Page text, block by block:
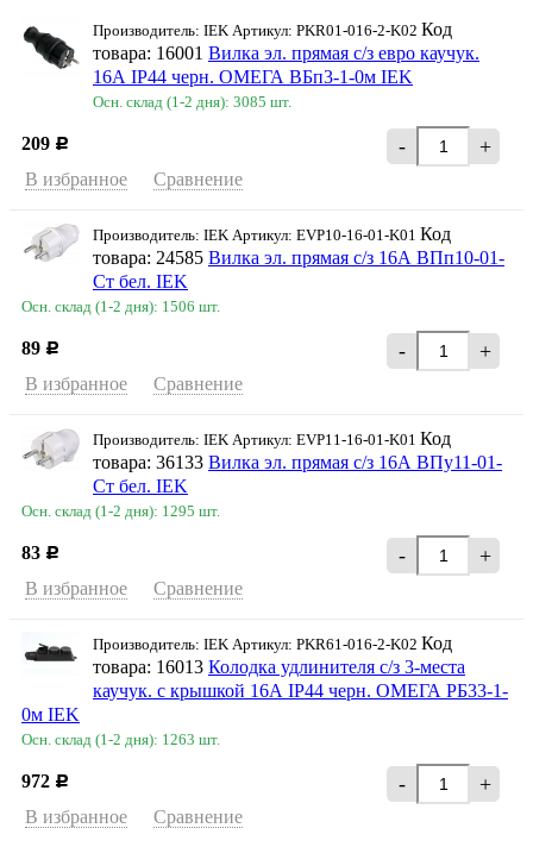
Производитель: IEK Артикул: PKR01-016-2-K02 Код
товара: 16001 Вилка эл. прямая с/з евро каучук.
16А IP44 черн. ОМЕГА ВБп3-1-0м IEK
Осн. склад (1-2 дня): 3085 шт.
209 Р - +
В избранное Сравнение
Производитель: IEK Артикул: EVP10-16-01-K01 Код
товара: 24585 Вилка эл. прямая с/з 16А ВПп10-01-
Ст бел. IEK
Осн. склад (1-2 дня): 1506 шт.
89 Р - +
В избранное Сравнение
Производитель: IEK Артикул: EVP11-16-01-K01 Код
товара: 36133 Вилка эл. прямая с/з 16А ВПу11-01-
Ст бел. IEK
Осн. склад (1-2 дня): 1295 шт.
83 Р - +
В избранное Сравнение
Производитель: IEK Артикул: PKR61-016-2-K02 Код
товара: 16013 Колодка удлинителя с/з 3-места
каучук. с крышкой 16А IP44 черн. ОМЕГА РБ33-1-
0м IEK
Осн. склад (1-2 дня): 1263 шт.
972 Р - +
В избранное Сравнение